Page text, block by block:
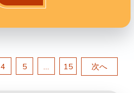
4 5 15 次へ